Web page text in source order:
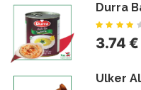
Durra
3.74 €
Ulker